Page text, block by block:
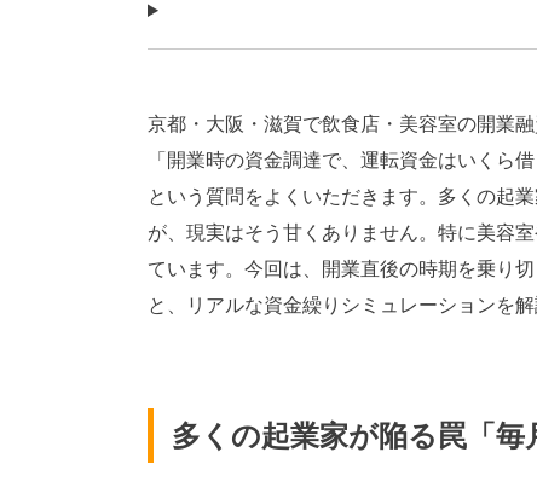
京都・大阪・滋賀で飲食店・美容室の開業
「開業時の資金調達で、運転資金はいくら
という質問をよくいただきます。多くの起
が、現実はそう甘くありません。特に美容
ています。今回は、開業直後の時期を乗り
と、リアルな資金繰りシミュレーションを解
多くの起業家が陥る罠「